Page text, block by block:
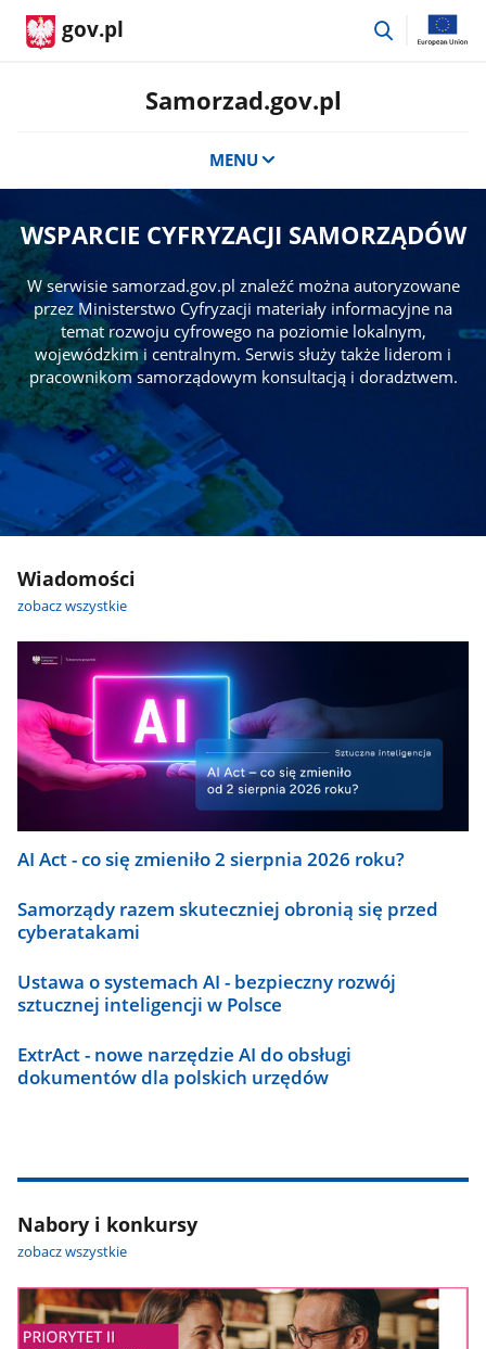
gov.pl
przejdź
Samorzad.gov.pl
MENU
WSPARCIE CYFRYZACJI SAMORZĄDÓW
W serwisie samorzad.gov.pl znaleźć można autoryzowane
przez Ministerstwo Cyfryzacji materiały informacyjne na
temat rozwoju cyfrowego na poziomie lokalnym,
wojewódzkim i centralnym. Serwis służy także liderom i
pracownikom samorządowym konsultacją i doradztwem.
Wiadomości
zobacz wszystkie
AI Act - co się zmieniło 2 sierpnia 2026 roku?
Samorządy razem skuteczniej obronią się przed
cyberatakami
Ustawa o systemach AI - bezpieczny rozwój
sztucznej inteligencji w Polsce
ExtrAct - nowe narzędzie AI do obsługi
dokumentów dla polskich urzędów
Nabory i konkursy
zobacz wszystkie